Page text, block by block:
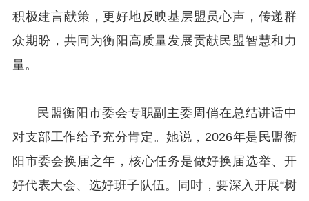
积极建言献策，更好地反映基层盟员心声，传递群
众期盼，共同为衡阳高质量发展贡献民盟智慧和力
量。
民盟衡阳市委会专职副主委周俏在总结讲话中
对支部工作给予充分肯定。她说，2026年是民盟衡
阳市委会换届之年，核心任务是做好换届选举、开
好代表大会、选好班子队伍。同时，要深入开展“树